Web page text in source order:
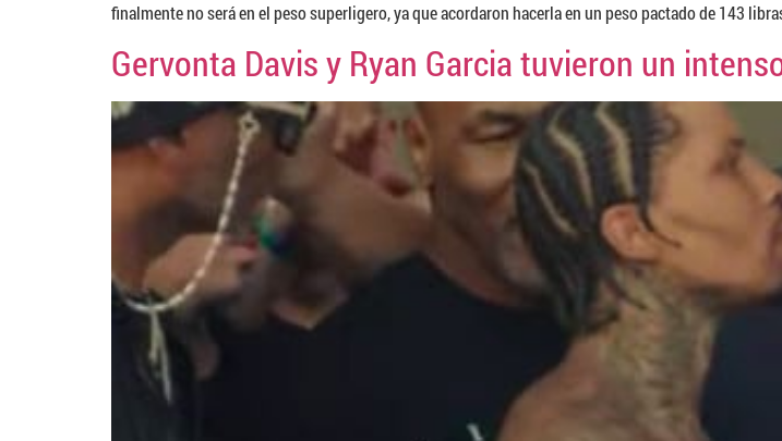
finalmente no será en el peso superligero, ya que acordaron hacerla en un peso pactado de 143
Gervonta Davis y Ryan Garcia tuvieron un